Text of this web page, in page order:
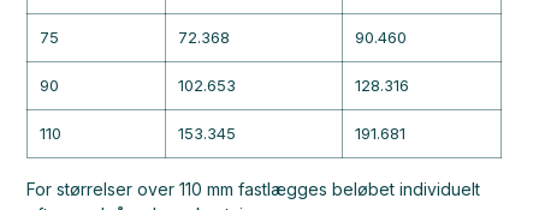
75 72.368 90.460
90 102.653 128.316
110 153.345 191.681
For størrelser over 110 mm fastlægges beløbet individuelt